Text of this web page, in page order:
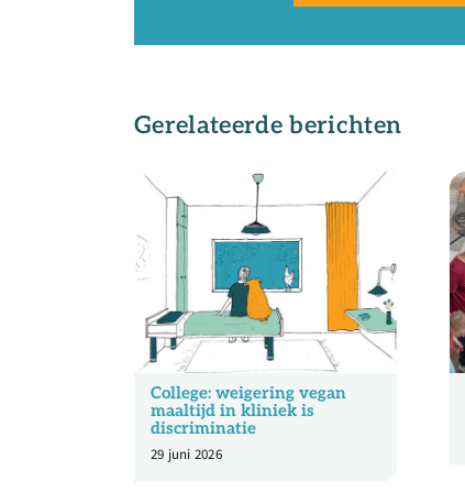
Gerelateerde berichten
College: weigering vegan
maaltijd in kliniek is
discriminatie
29 juni 2026